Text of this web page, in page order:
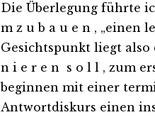
Die Überlegung führte
m z u b a u e n , „einen
Gesichtspunkt liegt
n i e r e n s o l l , zum
beginnen mit einer
Antwortdiskurs einen